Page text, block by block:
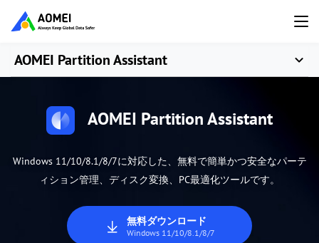
AOMEI Partition Assistant
AOMEI Partition Assistant
Windows 11/10/8.1/8/7に対応した、無料で簡単かつ安全なパーテ
ィション管理、ディスク変換、PC最適化ツールです。
無料ダウンロード
Windows 11/10/8.1/8/7